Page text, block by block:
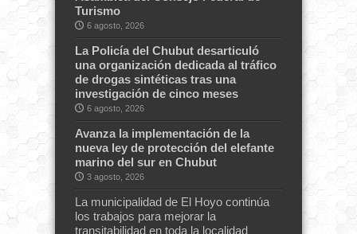
Turismo
6 agosto, 2026
La Policía del Chubut desarticuló
una organización dedicada al tráfico
de drogas sintéticas tras una
investigación de cinco meses
6 agosto, 2026
Avanza la implementación de la
nueva ley de protección del elefante
marino del sur en Chubut
3 agosto, 2026
La municipalidad de El Hoyo continúa
los trabajos para mejorar la
transitabilidad en toda la localidad